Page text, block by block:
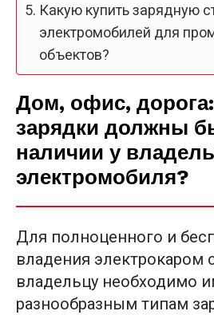
Какую купить зарядную
электромобилей для
объектов?
Дом, офис, дорога:
зарядки должны
наличии у
электромобиля?
Для полноценного и
владения электрокаром
владельцу необходимо
разнообразным типам